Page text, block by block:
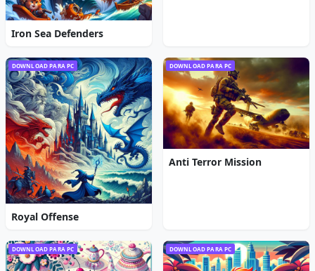
Iron Sea Defenders
DOWNLOAD PARA PC
Royal Offense
DOWNLOAD PARA PC
Anti Terror Mission
DOWNLOAD PARA PC DOWNLOAD PARA PC